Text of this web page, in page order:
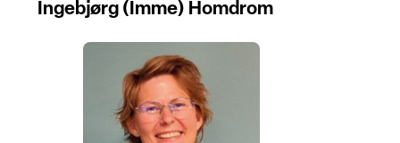
Ingebjørg (Imme) Homdrom